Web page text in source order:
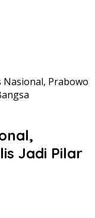
Prabowo
Jadi Pilar